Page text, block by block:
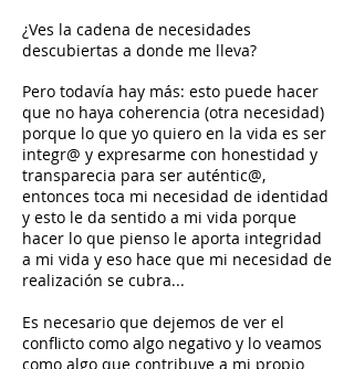
¿Ves la cadena de necesidades
descubiertas a donde me lleva?
Pero todavía hay más: esto puede hacer
que no haya coherencia (otra necesidad)
porque lo que yo quiero en la vida es ser
integr@ y expresarme con honestidad y
transparecia para ser auténtic@,
entonces toca mi necesidad de identidad
y esto le da sentido a mi vida porque
hacer lo que pienso le aporta integridad
a mi vida y eso hace que mi necesidad de
realización se cubra...
Es necesario que dejemos de ver el
conflicto como algo negativo y lo veamos
como algo que contribuye a mi propio